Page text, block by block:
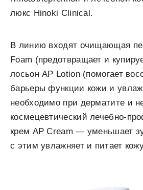
люкс Hinoki Clinical.
В линию входят очищающая
Foam (предотвращает и
лосьон АР Lotion (помогает
барьеры функции кожи и
необходимо при дерматите и
космецевтический лечебно-
крем АР Cream — уменьшает
с этим увлажняет и питает